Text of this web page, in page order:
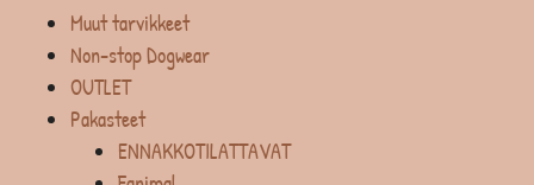
Muut tarvikkeet
Non-stop Dogwear
OUTLET
Pakasteet
ENNAKKOTILATTAVAT